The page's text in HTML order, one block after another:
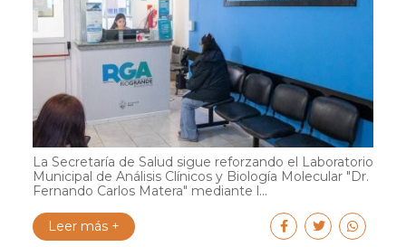
La Secretaría de Salud sigue reforzando el Laboratorio
Municipal de Análisis Clínicos y Biología Molecular "Dr.
Fernando Carlos Matera" mediante l...
Leer más +